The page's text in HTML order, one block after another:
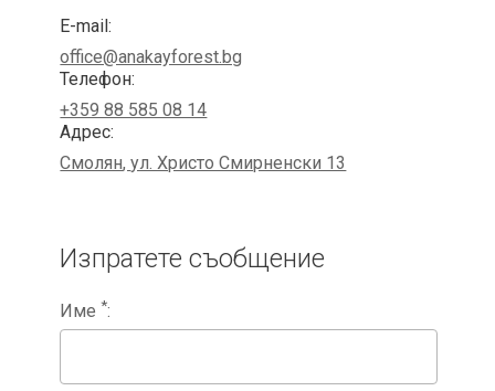
E-mail:
office@anakayforest.bg
Телефон:
+359 88 585 08 14
Адрес:
Смолян,ул. Христо Смирненски 13
Изпратете съобщение
Име *